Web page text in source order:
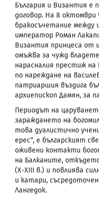
България и Византия е
договор. На 8 октомври
бракосъчетание между
император Роман
Византия принцеса от
омъжва за чужд
нарасналия престиж на
по нареждане на
патриаршия въздига
архиепископ Дамян, за
Периодът на
зараждането на
това дуалистично
ерес“, е българският
оживени контакти
на Балканите,
(Х-XIII в.) и повлиява
и катари,
Лангедок.